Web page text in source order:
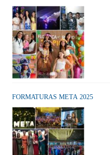
FORMATURAS META 2025